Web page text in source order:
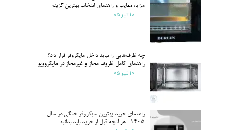
مزایا، معایب و راهنمای انتخاب بهترین گزینه
۱۰ تیر ۰۵
چه ظرف‌هایی را نباید داخل مایکروفر قرار داد؟
راهنمای کامل ظروف مجاز و غیرمجاز در مایکروویو
۱۰ تیر ۰۵
راهنمای خرید بهترین مایکروفر خانگی در سال
۱۴۰۵ | هر آنچه قبل از خرید باید بدانید